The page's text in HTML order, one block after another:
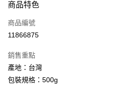
信用卡一次付款
LINE Pay
街口支付
悠遊付
商品特色
商品編號
11866875
銷售重點
產地：台灣
包裝規格：500g